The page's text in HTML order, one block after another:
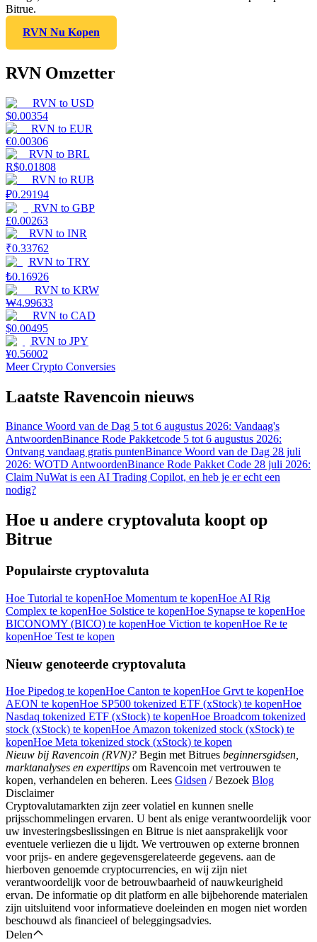
Bitrue.
RVN Nu Kopen
RVN Omzetter
RVN to USD
$0.00354
RVN to EUR
€0.00306
RVN to BRL
R$0.01808
RVN to RUB
₽0.29194
RVN to GBP
£0.00263
RVN to INR
₹0.33762
RVN to TRY
₺0.16926
RVN to KRW
₩4.99633
RVN to CAD
$0.00495
RVN to JPY
¥0.56002
Meer Crypto Conversies
Laatste Ravencoin nieuws
Binance Woord van de Dag 5 tot 6 augustus 2026: Vandaag's
AntwoordenBinance Rode Pakketcode 5 tot 6 augustus 2026:
Ontvang vandaag gratis puntenBinance Woord van de Dag 28 juli
2026: WOTD AntwoordenBinance Rode Pakket Code 28 juli 2026:
Claim NuWat is een AI Trading Copilot, en heb je er echt een
nodig?
Hoe u andere cryptovaluta koopt op
Bitrue
Populairste cryptovaluta
Hoe Tutorial te kopenHoe Momentum te kopenHoe AI Rig
Complex te kopenHoe Solstice te kopenHoe Synapse te kopenHoe
BICONOMY (BICO) te kopenHoe Viction te kopenHoe Re te
kopenHoe Test te kopen
Nieuw genoteerde cryptovaluta
Hoe Pipedog te kopenHoe Canton te kopenHoe Grvt te kopenHoe
AEON te kopenHoe SP500 tokenized ETF (xStock) te kopenHoe
Nasdaq tokenized ETF (xStock) te kopenHoe Broadcom tokenized
stock (xStock) te kopenHoe Amazon tokenized stock (xStock) te
kopenHoe Meta tokenized stock (xStock) te kopen
Nieuw bij Ravencoin (RVN)? Begin met Bitrues beginnersgidsen,
marktanalyses en experttips om Ravencoin met vertrouwen te
kopen, verhandelen en beheren. Lees Gidsen / Bezoek Blog
Disclaimer
Cryptovalutamarkten zijn zeer volatiel en kunnen snelle
prijsschommelingen ervaren. U bent als enige verantwoordelijk voor
uw investeringsbeslissingen en Bitrue is niet aansprakelijk voor
eventuele verliezen die u lijdt. We vertrouwen op externe bronnen
voor prijs- en andere gegevensgerelateerde gegevens. aan de
hierboven genoemde cryptocurrencies, en wij zijn niet
verantwoordelijk voor de betrouwbaarheid of nauwkeurigheid
ervan. De informatie op dit platform en alle bijbehorende materialen
zijn uitsluitend voor informatieve doeleinden en mogen niet worden
beschouwd als financieel of beleggingsadvies.
Delen